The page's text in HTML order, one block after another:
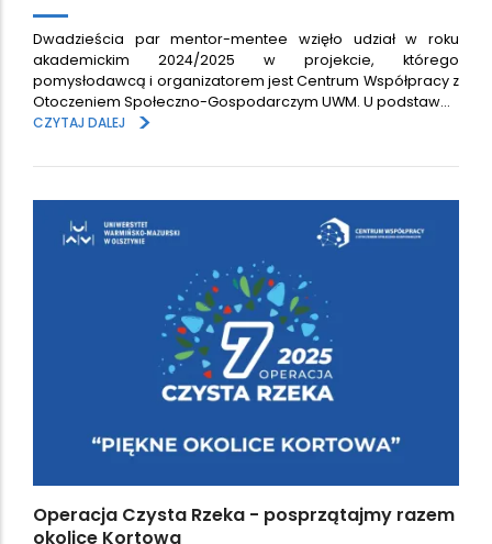
Dwadzieścia par mentor-mentee wzięło udział w roku
akademickim 2024/2025 w projekcie, którego
pomysłodawcą i organizatorem jest Centrum Współpracy z
Otoczeniem Społeczno-Gospodarczym UWM. U podstaw…
CZYTAJ DALEJ
>
Operacja Czysta Rzeka - posprzątajmy razem
okolice Kortowa